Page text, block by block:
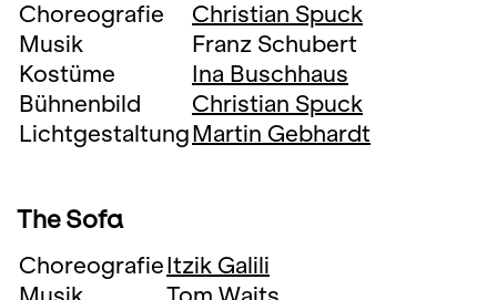
Choreografie
Christian Spuck
Musik
Franz Schubert
Kostüme
Ina Buschhaus
Bühnenbild
Christian Spuck
LichtgestaltungMartin Gebhardt
The Sofa
ChoreografieItzik Galili